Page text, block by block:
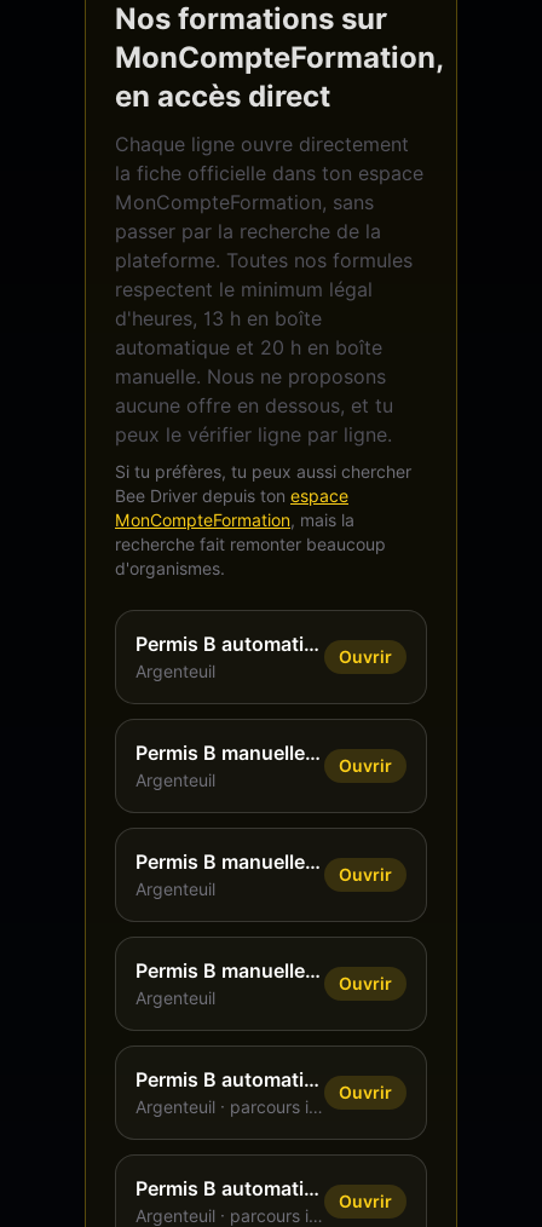
Nos formations sur
MonCompteFormation,
en accès direct
Chaque ligne ouvre directement
la fiche officielle dans ton espace
MonCompteFormation, sans
passer par la recherche de la
plateforme. Toutes nos formules
respectent le minimum légal
d'heures, 13 h en boîte
automatique et 20 h en boîte
manuelle. Nous ne proposons
aucune offre en dessous, et tu
peux le vérifier ligne par ligne.
Si tu préfères, tu peux aussi chercher
Bee Driver depuis ton espace
MonCompteFormation, mais la
recherche fait remonter beaucoup
d'organismes.
Permis B automatique, 13 h, formule éco
Argenteuil
Ouvrir
Permis B manuelle, 20 h, formule éco
Argenteuil
Ouvrir
Permis B manuelle, 30 h, formule éco
Argenteuil
Ouvrir
Permis B manuelle, 47 h, formule éco
Argenteuil
Ouvrir
Permis B automatique, 13 h, intensif
Argenteuil · parcours intensif
Ouvrir
Permis B automatique, 20 h, intensif
Argenteuil · parcours intensif
Ouvrir